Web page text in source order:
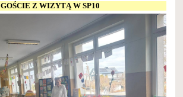
GOŚCIE Z WIZYTĄ W SP10